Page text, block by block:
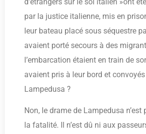
par la justice italienne, mis en
leur bateau placé sous séquestre
avaient porté secours à des
l’embarcation étaient en train de
avaient pris à leur bord et convoyés
Lampedusa ?
Non, le drame de Lampedusa n’est
la fatalité. Il n’est dû ni aux